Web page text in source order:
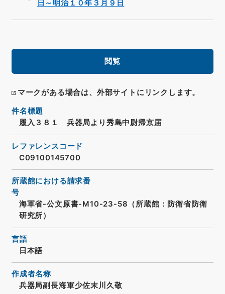
日～明治１０年３月９日
閲覧
マークがある場合は、外部サイトにリンクします。
件名標題
履入３８１ 兵器局より秀島中尉帰京届
レファレンスコード
C09100145700
所蔵館における請求番
号
海軍省-公文原書-M10-23-58（所蔵館：防衛省防衛
研究所）
言語
日本語
作成者名称
兵器局副長海軍少佐末川久敬